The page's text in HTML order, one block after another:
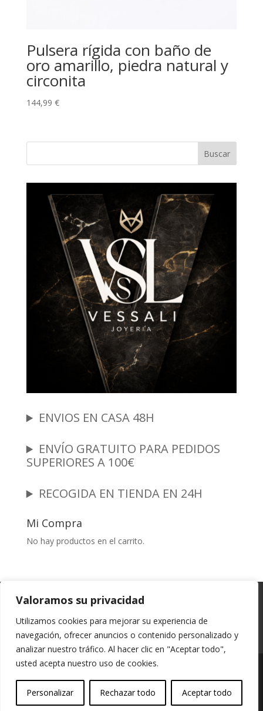
Valoramos su privacidad
Utilizamos cookies para mejorar su experiencia de
navegación, ofrecer anuncios o contenido personalizado y
analizar nuestro tráfico. Al hacer clic en "Aceptar todo",
usted acepta nuestro uso de cookies.
Personalizar Rechazar todo Aceptar todo
Pulsera rígida con baño de
oro amarillo, piedra natural y
circonita
144,99 €
Buscar
ENVIOS EN CASA 48H
ENVÍO GRATUITO PARA PEDIDOS
SUPERIORES A 100€
RECOGIDA EN TIENDA EN 24H
Mi Compra
No hay productos en el carrito.
Garantia y Autenticidad
Política de Privacidad
Políticas de Cookies
Mi cuenta
Vessali Joyería, derechos de autor protegidos
(Copyright).